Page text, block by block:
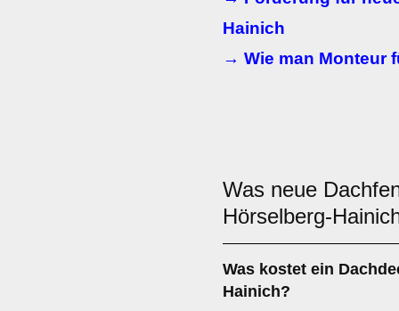
Hainich
→ Wie man Monteur
Was neue
Hörselberg-
Was kostet ein
Hainich?